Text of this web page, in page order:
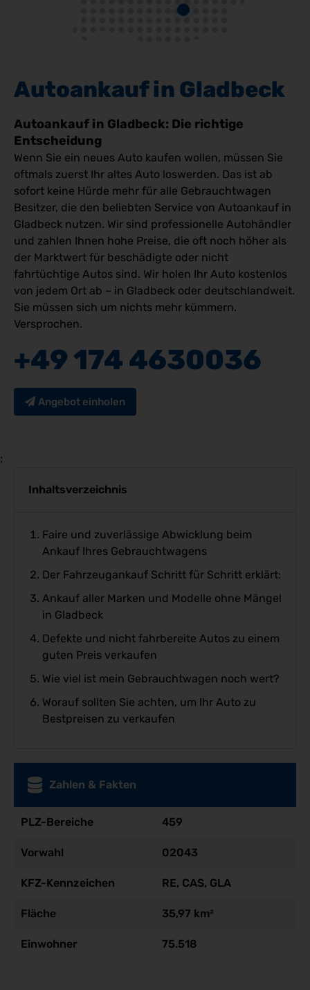
Autoankauf in Gladbeck
Autoankauf in Gladbeck: Die richtige
Entscheidung
Wenn Sie ein neues Auto kaufen wollen, müssen Sie
oftmals zuerst Ihr altes Auto loswerden. Das ist ab
sofort keine Hürde mehr für alle Gebrauchtwagen
Besitzer, die den beliebten Service von Autoankauf in
Gladbeck nutzen. Wir sind professionelle Autohändler
und zahlen Ihnen hohe Preise, die oft noch höher als
der Marktwert für beschädigte oder nicht
fahrtüchtige Autos sind. Wir holen Ihr Auto kostenlos
von jedem Ort ab – in Gladbeck oder deutschlandweit.
Sie müssen sich um nichts mehr kümmern.
Versprochen.
+49 174 4630036
Angebot einholen
;
Inhaltsverzeichnis
Faire und zuverlässige Abwicklung beim
Ankauf Ihres Gebrauchtwagens
Der Fahrzeugankauf Schritt für Schritt erklärt:
Ankauf aller Marken und Modelle ohne Mängel
in Gladbeck
Defekte und nicht fahrbereite Autos zu einem
guten Preis verkaufen
Wie viel ist mein Gebrauchtwagen noch wert?
Worauf sollten Sie achten, um Ihr Auto zu
Bestpreisen zu verkaufen
Zahlen & Fakten
PLZ-Bereiche 459
Vorwahl 02043
KFZ-Kennzeichen RE, CAS, GLA
Fläche 35,97 km²
Einwohner 75.518